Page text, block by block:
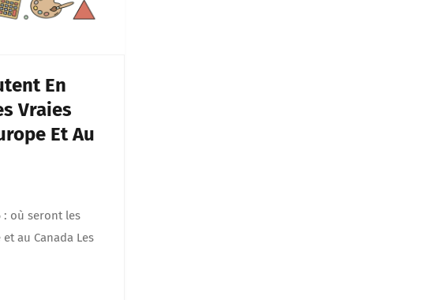
En
Vraies
Et Au
: où seront les
au Canada Les